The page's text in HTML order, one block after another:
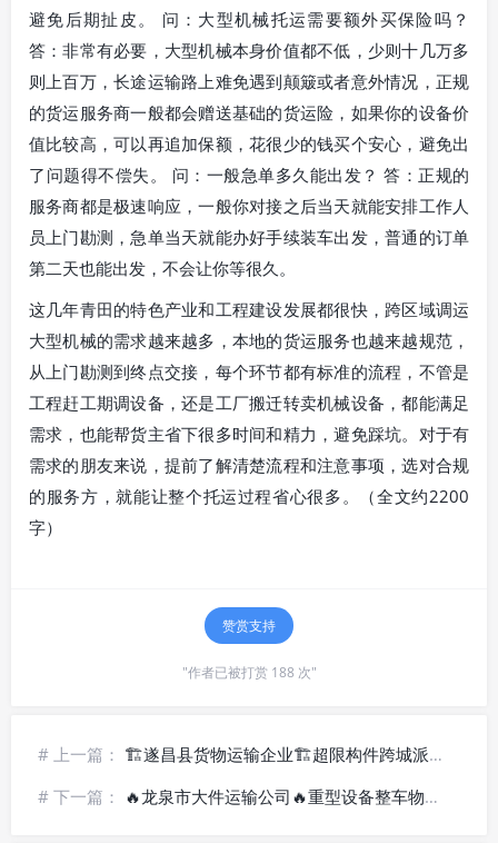
避免后期扯皮。 问：大型机械托运需要额外买保险吗？
答：非常有必要，大型机械本身价值都不低，少则十几万多
则上百万，长途运输路上难免遇到颠簸或者意外情况，正规
的货运服务商一般都会赠送基础的货运险，如果你的设备价
值比较高，可以再追加保额，花很少的钱买个安心，避免出
了问题得不偿失。 问：一般急单多久能出发？ 答：正规的
服务商都是极速响应，一般你对接之后当天就能安排工作人
员上门勘测，急单当天就能办好手续装车出发，普通的订单
第二天也能出发，不会让你等很久。
这几年青田的特色产业和工程建设发展都很快，跨区域调运
大型机械的需求越来越多，本地的货运服务也越来越规范，
从上门勘测到终点交接，每个环节都有标准的流程，不管是
工程赶工期调设备，还是工厂搬迁转卖机械设备，都能满足
需求，也能帮货主省下很多时间和精力，避免踩坑。对于有
需求的朋友来说，提前了解清楚流程和注意事项，选对合规
的服务方，就能让整个托运过程省心很多。（全文约2200
字）
赞赏支持
"作者已被打赏 188 次"
# 上一篇： 🏗️遂昌县货物运输企业🏗️超限构件跨城派送-安全高效
# 下一篇： 🔥龙泉市大件运输公司🔥重型设备整车物流-直达乡镇